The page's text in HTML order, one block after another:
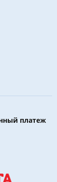
платеж